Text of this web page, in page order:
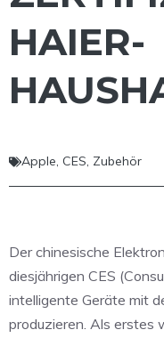
HAIER-
Apple, CES, Zubehör
Der chinesische
diesjährigen CES
intelligente Geräte mit
produzieren. Als erstes